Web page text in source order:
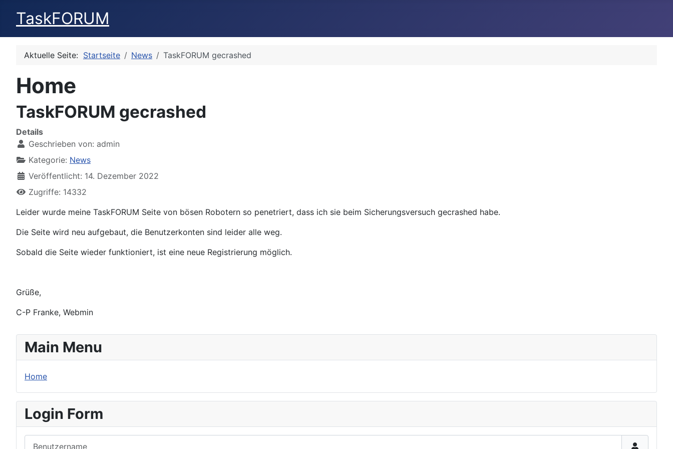
TaskFORUM
Aktuelle Seite: Startseite News TaskFORUM gecrashed
Home
TaskFORUM gecrashed
Details
Geschrieben von: admin
Kategorie: News
Veröffentlicht: 14. Dezember 2022
Zugriffe: 14332
Leider wurde meine TaskFORUM Seite von bösen Robotern so penetriert, dass ich sie beim Sicherungsversuch gecrashed habe.
Die Seite wird neu aufgebaut, die Benutzerkonten sind leider alle weg.
Sobald die Seite wieder funktioniert, ist eine neue Registrierung möglich.
Grüße,
C-P Franke, Webmin
Main Menu
Home
Login Form